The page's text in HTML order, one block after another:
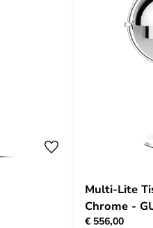
Multi-Lite
Chrome -
€ 556,00